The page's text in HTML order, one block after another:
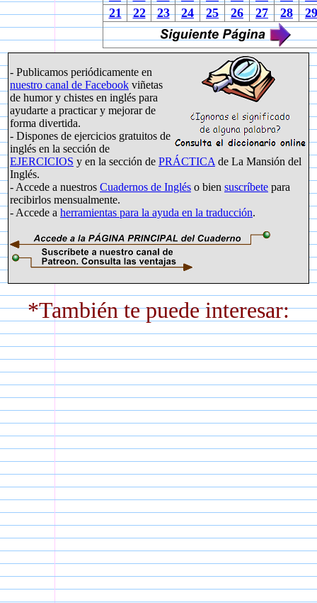
21
22 23 24 25 26 27 28 29
- Publicamos periódicamente en
nuestro canal de Facebook viñetas
de humor y chistes en inglés para
ayudarte a practicar y mejorar de
forma divertida.
- Dispones de ejercicios gratuitos de
inglés en la sección de
EJERCICIOS y en la sección de PRÁCTICA de La Mansión del
Inglés.
- Accede a nuestros Cuadernos de Inglés o bien suscríbete para
recibirlos mensualmente.
- Accede a herramientas para la ayuda en la traducción.
*También te puede interesar: